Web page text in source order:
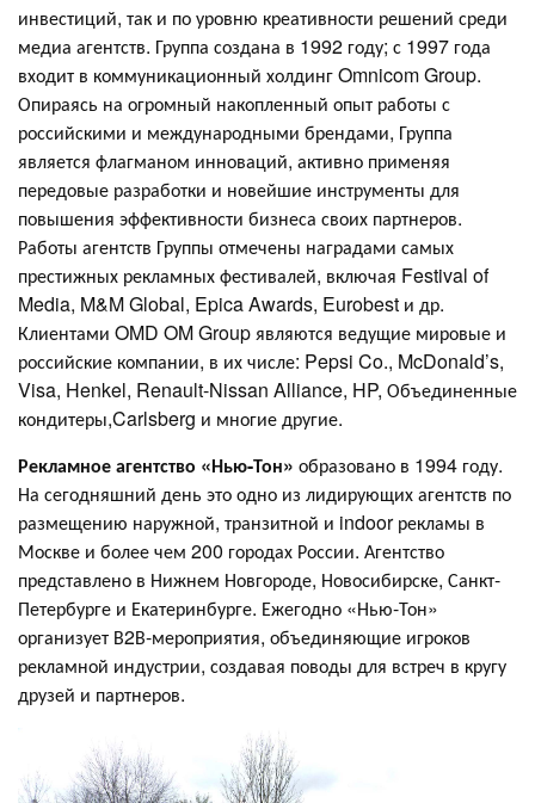
инвестиций, так и по уровню креативности решений среди
медиа агентств. Группа создана в 1992 году; с 1997 года
входит в коммуникационный холдинг Omnicom Group.
Опираясь на огромный накопленный опыт работы с
российскими и международными брендами, Группа
является флагманом инноваций, активно применяя
передовые разработки и новейшие инструменты для
повышения эффективности бизнеса своих партнеров.
Работы агентств Группы отмечены наградами самых
престижных рекламных фестивалей, включая Festival of
Media, M&M Global, Epica Awards, Eurobest и др.
Клиентами OMD OM Group являются ведущие мировые и
российские компании, в их числе: Pepsi Co., McDonald’s,
Visa, Henkel, Renault-Nissan Alliance, HP, Объединенные
кондитеры,Carlsberg и многие другие.
Рекламное агентство «Нью-Тон» образовано в 1994 году.
На сегодняшний день это одно из лидирующих агентств по
размещению наружной, транзитной и indoor рекламы в
Москве и более чем 200 городах России. Агентство
представлено в Нижнем Новгороде, Новосибирске, Санкт-
Петербурге и Екатеринбурге. Ежегодно «Нью-Тон»
организует В2В-мероприятия, объединяющие игроков
рекламной индустрии, создавая поводы для встреч в кругу
друзей и партнеров.